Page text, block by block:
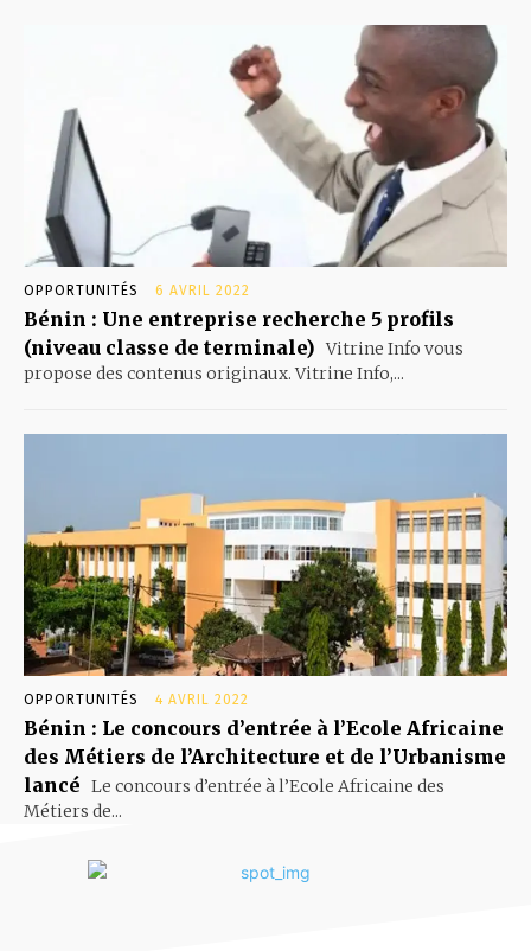
OPPORTUNITÉS 6 AVRIL 2022
Bénin : Une entreprise recherche 5 profils
(niveau classe de terminale) Vitrine Info vous
propose des contenus originaux. Vitrine Info,...
OPPORTUNITÉS 4 AVRIL 2022
Bénin : Le concours d’entrée à l’Ecole Africaine
des Métiers de l’Architecture et de l’Urbanisme
lancé Le concours d’entrée à l’Ecole Africaine des
Métiers de...